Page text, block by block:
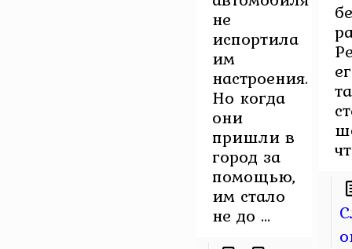
не
испортила
им
настроения.
Но когда
они
пришли в
город за
помощью,
им стало
не до ...